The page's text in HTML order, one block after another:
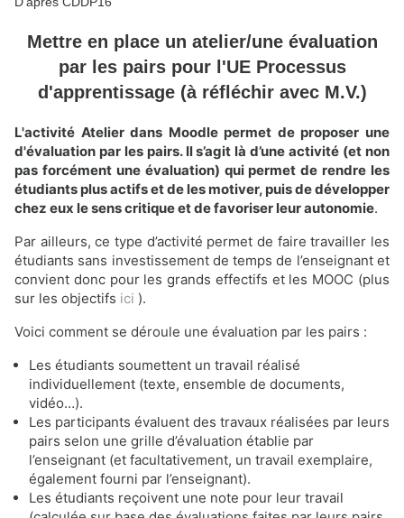
Mettre en place un atelier/une évaluation
par les pairs pour l'UE Processus
d'apprentissage (à réfléchir avec M.V.)
L'activité Atelier dans Moodle permet de proposer une
d'évaluation par les pairs. Il s’agit là d’une activité (et non
pas forcément une évaluation) qui permet de rendre les
étudiants plus actifs et de les motiver, puis de développer
chez eux le sens critique et de favoriser leur autonomie.
Par ailleurs, ce type d’activité permet de faire travailler les
étudiants sans investissement de temps de l’enseignant et
convient donc pour les grands effectifs et les MOOC (plus
sur les objectifs ici ).
Voici comment se déroule une évaluation par les pairs :
Les étudiants soumettent un travail réalisé
individuellement (texte, ensemble de documents,
vidéo…).
Les participants évaluent des travaux réalisées par leurs
pairs selon une grille d’évaluation établie par
l’enseignant (et facultativement, un travail exemplaire,
également fourni par l’enseignant).
Les étudiants reçoivent une note pour leur travail